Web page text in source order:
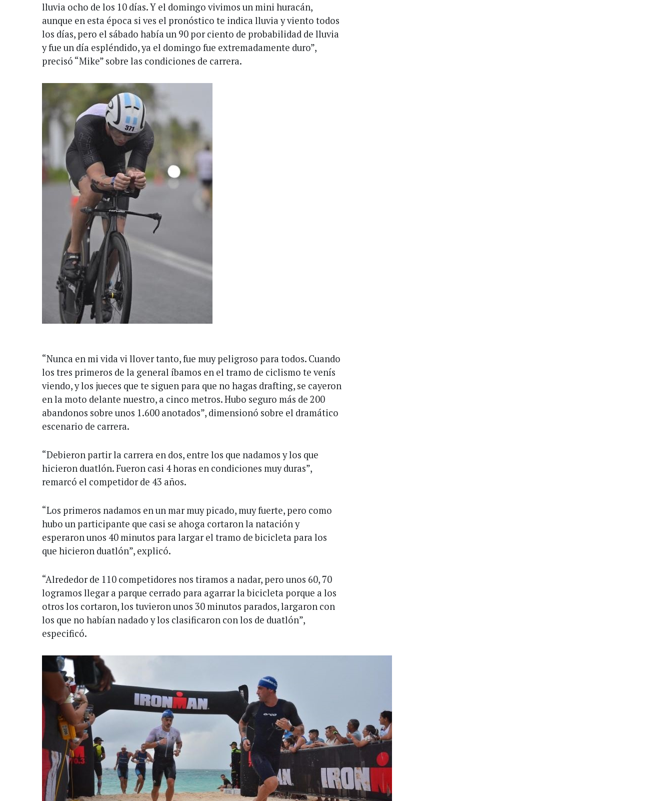
lluvia ocho de los 10 días. Y el domingo vivimos un mini huracán,
aunque en esta época si ves el pronóstico te indica lluvia y viento todos
los días, pero el sábado había un 90 por ciento de probabilidad de lluvia
y fue un día espléndido, ya el domingo fue extremadamente duro”,
precisó “Mike” sobre las condiciones de carrera.
“Nunca en mi vida vi llover tanto, fue muy peligroso para todos. Cuando
los tres primeros de la general íbamos en el tramo de ciclismo te venís
viendo, y los jueces que te siguen para que no hagas drafting, se cayeron
en la moto delante nuestro, a cinco metros. Hubo seguro más de 200
abandonos sobre unos 1.600 anotados”, dimensionó sobre el dramático
escenario de carrera.
“Debieron partir la carrera en dos, entre los que nadamos y los que
hicieron duatlón. Fueron casi 4 horas en condiciones muy duras”,
remarcó el competidor de 43 años.
“Los primeros nadamos en un mar muy picado, muy fuerte, pero como
hubo un participante que casi se ahoga cortaron la natación y
esperaron unos 40 minutos para largar el tramo de bicicleta para los
que hicieron duatlón”, explicó.
“Alrededor de 110 competidores nos tiramos a nadar, pero unos 60, 70
logramos llegar a parque cerrado para agarrar la bicicleta porque a los
otros los cortaron, los tuvieron unos 30 minutos parados, largaron con
los que no habían nadado y los clasificaron con los de duatlón”,
especificó.